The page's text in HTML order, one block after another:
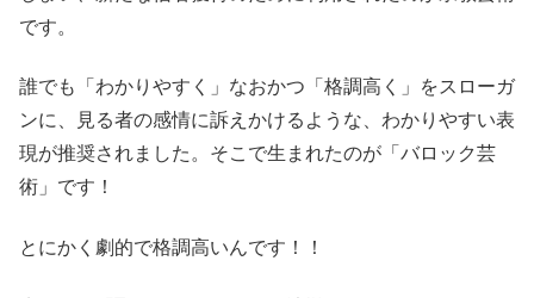
です。
誰でも「わかりやすく」なおかつ「格調高く」をスローガ
ンに、見る者の感情に訴えかけるような、わかりやすい表
現が推奨されました。そこで生まれたのが「バロック芸
術」です！
とにかく劇的で格調高いんです！！